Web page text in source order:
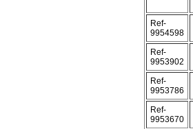
Ref-
9954598
Ref-
9953902
Ref-
9953786
Ref-
9953670